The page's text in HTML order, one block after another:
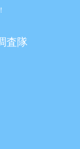
査隊